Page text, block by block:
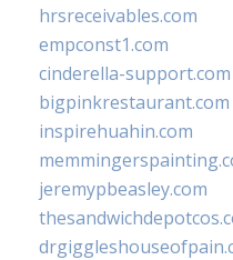
hrsreceivables.com
empconst1.com
cinderella-support.com
bigpinkrestaurant.com
inspirehuahin.com
jeremypbeasley.com